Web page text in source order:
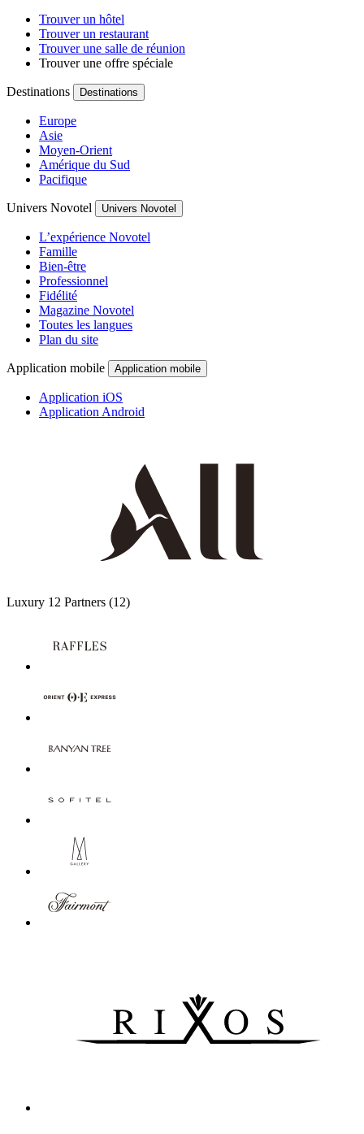
Trouver un hôtel
Trouver un restaurant
Trouver une salle de réunion
Trouver une offre spéciale
Destinations Destinations
Europe
Asie
Moyen-Orient
Amérique du Sud
Pacifique
Univers Novotel Univers Novotel
L’expérience Novotel
Famille
Bien-être
Professionnel
Fidélité
Magazine Novotel
Toutes les langues
Plan du site
Application mobile Application mobile
Application iOS
Application Android
Luxury 12 Partners (12)